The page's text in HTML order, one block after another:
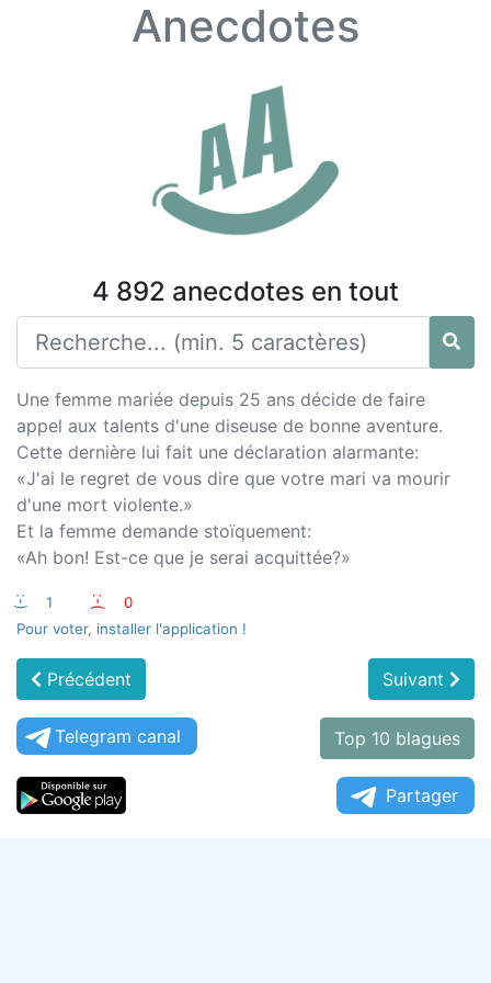
Anecdotes
4 892 anecdotes en tout
Une femme mariée depuis 25 ans décide de faire
appel aux talents d'une diseuse de bonne aventure.
Cette dernière lui fait une déclaration alarmante:
«J'ai le regret de vous dire que votre mari va mourir
d'une mort violente.»
Et la femme demande stoïquement:
«Ah bon! Est-ce que je serai acquittée?»
:-) 1 :-(
0
Pour voter, installer l'application !
Précédent Suivant
Telegram canal Top 10 blagues
Partager